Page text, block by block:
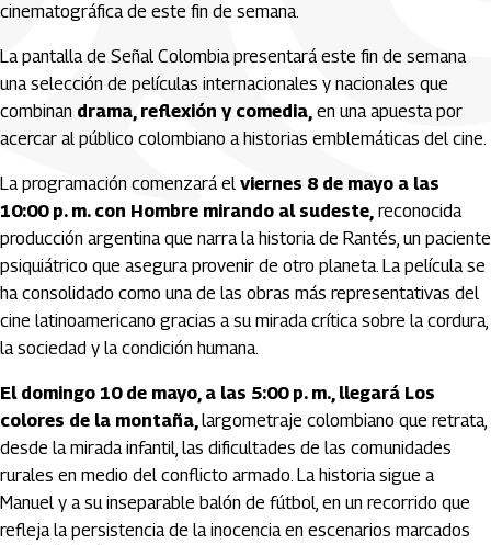
cinematográfica de este fin de semana.
La pantalla de Señal Colombia presentará este fin de semana
una selección de películas internacionales y nacionales que
combinan drama, reflexión y comedia, en una apuesta por
acercar al público colombiano a historias emblemáticas del cine.
La programación comenzará el viernes 8 de mayo a las
10:00 p. m. con Hombre mirando al sudeste, reconocida
producción argentina que narra la historia de Rantés, un paciente
psiquiátrico que asegura provenir de otro planeta. La película se
ha consolidado como una de las obras más representativas del
cine latinoamericano gracias a su mirada crítica sobre la cordura,
la sociedad y la condición humana.
El domingo 10 de mayo, a las 5:00 p. m., llegará Los
colores de la montaña,largometraje colombiano que retrata,
desde la mirada infantil, las dificultades de las comunidades
rurales en medio del conflicto armado. La historia sigue a
Manuel y a su inseparable balón de fútbol, en un recorrido que
refleja la persistencia de la inocencia en escenarios marcados